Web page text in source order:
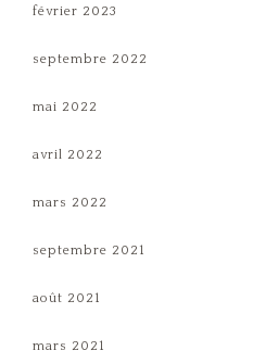
février 2023
septembre 2022
mai 2022
avril 2022
mars 2022
septembre 2021
août 2021
mars 2021